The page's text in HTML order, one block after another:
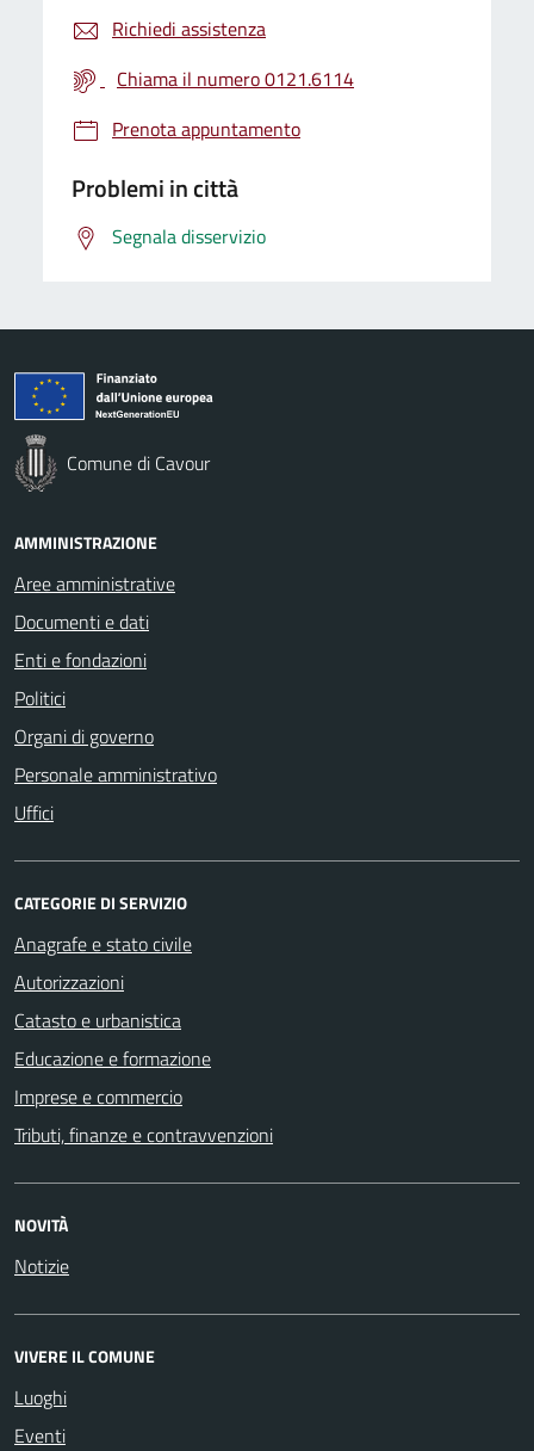
Richiedi assistenza
Chiama il numero 0121.6114
Prenota appuntamento
Problemi in città
Segnala disservizio
Comune di Cavour
AMMINISTRAZIONE
Aree amministrative
Documenti e dati
Enti e fondazioni
Politici
Organi di governo
Personale amministrativo
Uffici
CATEGORIE DI SERVIZIO
Anagrafe e stato civile
Autorizzazioni
Catasto e urbanistica
Educazione e formazione
Imprese e commercio
Tributi, finanze e contravvenzioni
NOVITÀ
Notizie
VIVERE IL COMUNE
Luoghi
Eventi